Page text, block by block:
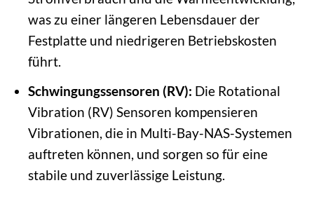
was zu einer längeren Lebensdauer der
Festplatte und niedrigeren Betriebskosten
führt.
Schwingungssensoren (RV): Die Rotational
Vibration (RV) Sensoren kompensieren
Vibrationen, die in Multi-Bay-NAS-Systemen
auftreten können, und sorgen so für eine
stabile und zuverlässige Leistung.